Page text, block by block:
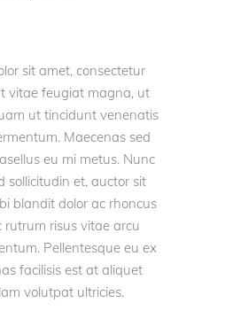
sit amet, consectetur
vitae feugiat magna, ut
ut tincidunt venenatis
Maecenas sed
eu mi metus. Nunc
sollicitudin et, auctor sit
blandit dolor ac rhoncus
rutrum risus vitae arcu
Pellentesque eu ex
facilisis est at aliquet
volutpat ultricies.